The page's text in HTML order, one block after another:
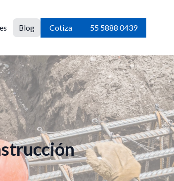
Blog Cotiza 55 5888 0439